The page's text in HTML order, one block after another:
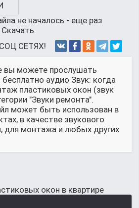
не началось - еще раз
СЕТЯХ!
вы можете прослушать
бесплатно аудио Звук: когда
пластиковых окон (звук
"Звуки ремонта".
может быть использован в
в качестве звукового
для монтажа и любых других
окон в квартире